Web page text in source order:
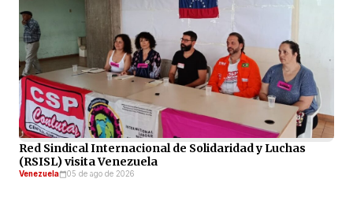
Red Sindical Internacional de Solidaridad y Luchas
(RSISL) visita Venezuela
Venezuela 05 de ago de 2026